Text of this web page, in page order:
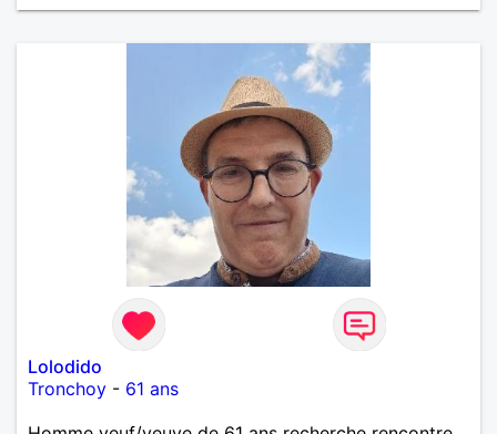
Lolodido
Tronchoy - 61 ans